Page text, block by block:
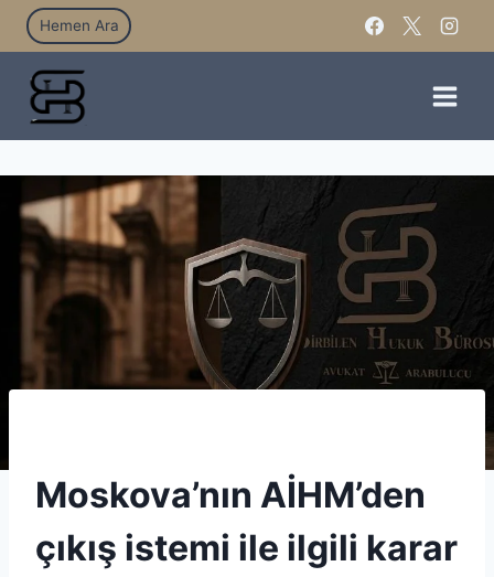
Hemen Ara
Moskova’nın AİHM’den
çıkış istemi ile ilgili karar